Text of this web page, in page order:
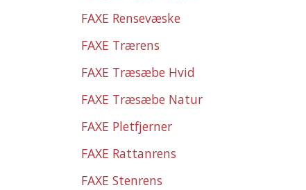
FAXE Rensevæske
FAXE Trærens
FAXE Træsæbe Hvid
FAXE Træsæbe Natur
FAXE Pletfjerner
FAXE Rattanrens
FAXE Stenrens